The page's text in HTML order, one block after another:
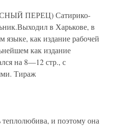
ПЕРЕЦ) Сатирико-
в Харькове, в
языке, как издание рабочей
как издание
на 8—12 стр., с
Тираж
и поэтому она